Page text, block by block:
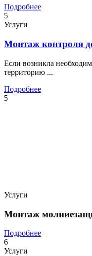
Подробнее
5
Услуги
Монтаж контроля
Если возникла
территорию ...
Подробнее
5
Услуги
Монтаж
Подробнее
6
Услуги